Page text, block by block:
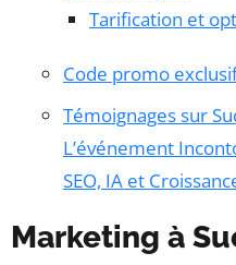
Tarification et
Code promo
Témoignages sur
L’événement
SEO, IA et
Marketing à